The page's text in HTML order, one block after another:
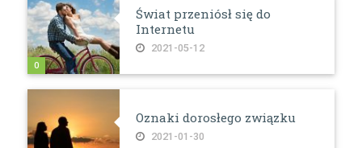
Świat przeniósł się do
Internetu
2021-05-12
0
Oznaki dorosłego związku
2021-01-30